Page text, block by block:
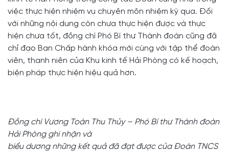
việc thực hiện nhiệm vụ chuyên môn nhiệm kỳ qua. Đối
với những nội dung còn chưa thực hiện được và thực
hiện chưa tốt, đồng chí Phó Bí thư Thành đoàn cũng đã
chỉ đạo Ban Chấp hành khóa mới cùng với tập thể đoàn
viên, thanh niên của Khu kinh tế Hải Phòng có kế hoạch,
biện pháp thực hiện hiệu quả hơn.
Đồng chí Vương Toàn Thu Thủy – Phó Bí thư Thành đoàn
Hải Phòng ghi nhận và
biểu dương những kết quả đã đạt được của Đoàn TNCS